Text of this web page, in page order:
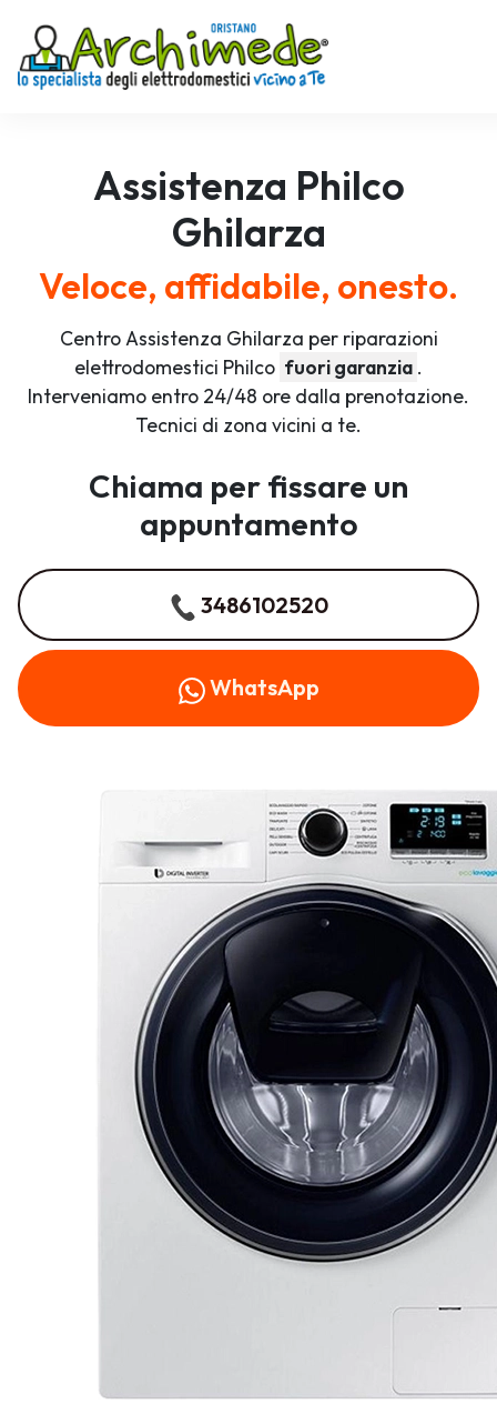
Assistenza Philco
Ghilarza
Veloce, affidabile, onesto.
Centro Assistenza Ghilarza per riparazioni
elettrodomestici Philco fuori garanzia .
Interveniamo entro 24/48 ore dalla prenotazione.
Tecnici di zona vicini a te.
Chiama per fissare un
appuntamento
3486102520
WhatsApp